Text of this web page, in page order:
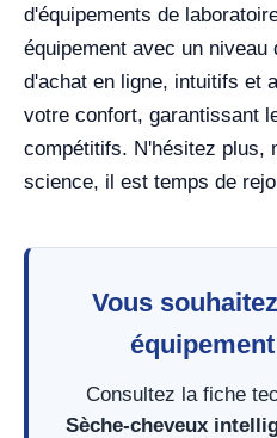
d'équipements de
équipement avec un
d'achat en ligne, intuitifs et
votre confort, garantissant
compétitifs. N'hésitez plus,
science, il est temps de
Vous
Consultez la fiche
Sèche-cheveux